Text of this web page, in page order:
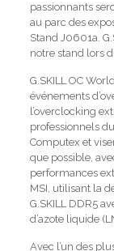
passionnants
au parc des
Stand J0601a.
notre stand lors
G.SKILL OC
événements
l’overclocking
professionnels
Computex et
que possible,
performances
MSI, utilisant la
G.SKILL DDR5
d’azote liquide
Avec l’un des